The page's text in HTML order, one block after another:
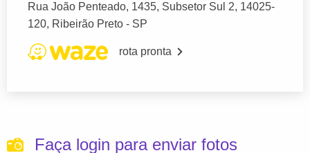
Rua João Penteado, 1435, Subsetor Sul 2, 14025-
120, Ribeirão Preto - SP
rota pronta
Faça login para enviar fotos